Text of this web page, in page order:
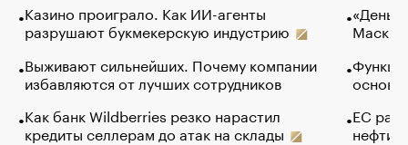
Казино проиграло. Как ИИ-агенты
разрушают букмекерскую индустрию
Выживают сильнейших. Почему компании
избавляются от лучших сотрудников
Как банк Wildberries резко нарастил
кредиты селлерам до атак на склады
Маск в
основ
ЕС
нефти